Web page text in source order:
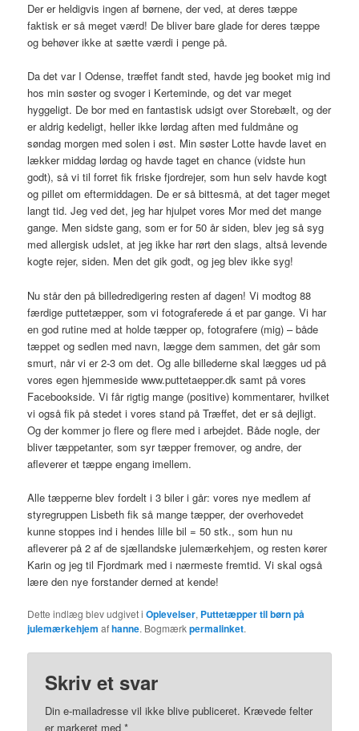
Der er heldigvis ingen af børnene, der ved, at deres tæppe
faktisk er så meget værd! De bliver bare glade for deres tæppe
og behøver ikke at sætte værdi i penge på.
Da det var I Odense, træffet fandt sted, havde jeg booket mig ind
hos min søster og svoger i Kerteminde, og det var meget
hyggeligt. De bor med en fantastisk udsigt over Storebælt, og der
er aldrig kedeligt, heller ikke lørdag aften med fuldmåne og
søndag morgen med solen i øst. Min søster Lotte havde lavet en
lækker middag lørdag og havde taget en chance (vidste hun
godt), så vi til forret fik friske fjordrejer, som hun selv havde kogt
og pillet om eftermiddagen. De er så bittesmå, at det tager meget
langt tid. Jeg ved det, jeg har hjulpet vores Mor med det mange
gange. Men sidste gang, som er for 50 år siden, blev jeg så syg
med allergisk udslet, at jeg ikke har rørt den slags, altså levende
kogte rejer, siden. Men det gik godt, og jeg blev ikke syg!
Nu står den på billedredigering resten af dagen! Vi modtog 88
færdige puttetæpper, som vi fotograferede á et par gange. Vi har
en god rutine med at holde tæpper op, fotografere (mig) – både
tæppet og sedlen med navn, lægge dem sammen, det går som
smurt, når vi er 2-3 om det. Og alle billederne skal lægges ud på
vores egen hjemmeside www.puttetaepper.dk samt på vores
Facebookside. Vi får rigtig mange (positive) kommentarer, hvilket
vi også fik på stedet i vores stand på Træffet, det er så dejligt.
Og der kommer jo flere og flere med i arbejdet. Både nogle, der
bliver tæppetanter, som syr tæpper fremover, og andre, der
afleverer et tæppe engang imellem.
Alle tæpperne blev fordelt i 3 biler i går: vores nye medlem af
styregruppen Lisbeth fik så mange tæpper, der overhovedet
kunne stoppes ind i hendes lille bil = 50 stk., som hun nu
afleverer på 2 af de sjællandske julemærkehjem, og resten kører
Karin og jeg til Fjordmark med i nærmeste fremtid. Vi skal også
lære den nye forstander derned at kende!
Dette indlæg blev udgivet iOplevelser, Puttetæpper til børn på
julemærkehjem afhanne. Bogmærkpermalinket.
Skriv et svar
Din e-mailadresse vil ikke blive publiceret. Krævede felter
er markeret med*